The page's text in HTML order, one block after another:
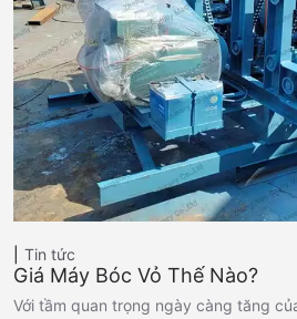
Tin tức
Giá Máy Bóc Vỏ Thế Nào?
Với tầm quan trọng ngày càng tăng